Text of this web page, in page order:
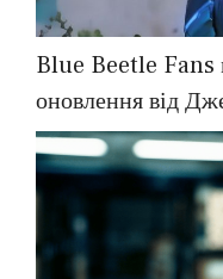
Blue Beetle Fans
оновлення від